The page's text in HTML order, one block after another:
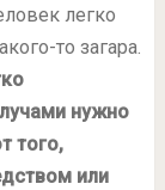
легко
то загара.
нужно
того,
или